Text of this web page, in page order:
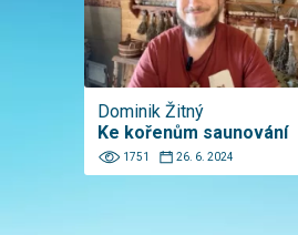
Dominik Žitný
Ke kořenům saunování
1751 26. 6. 2024